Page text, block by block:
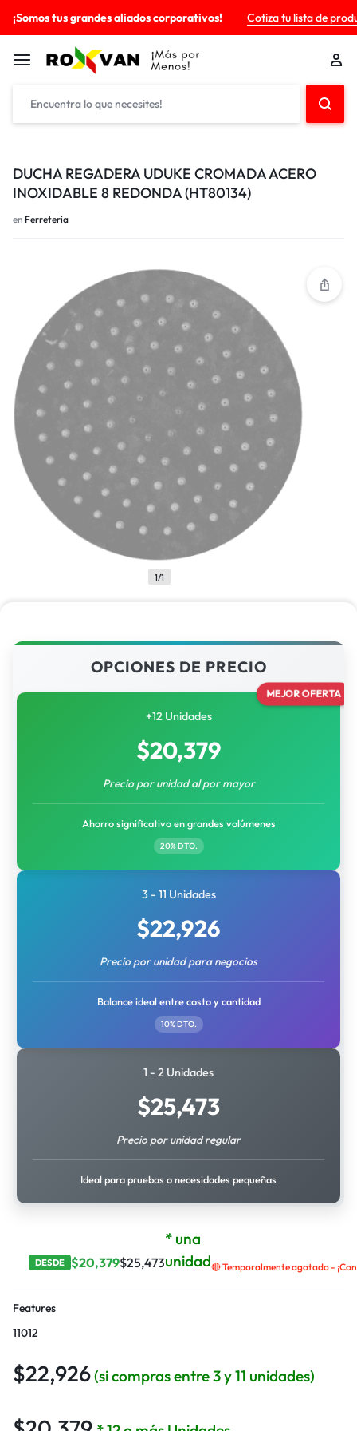
¡Somos tus grandes aliados corporativos! Cotiza tu lista de
DUCHA REGADERA UDUKE CROMADA ACERO
INOXIDABLE 8 REDONDA (HT80134)
en Ferreteria
1/1
OPCIONES DE PRECIO
MEJOR OFERTA
+12 Unidades
$20,379
Precio por unidad al por mayor
Ahorro significativo en grandes volúmenes
20% DTO.
3 - 11 Unidades
$22,926
Precio por unidad para negocios
Balance ideal entre costo y cantidad
10% DTO.
1 - 2 Unidades
$25,473
Precio por unidad regular
Ideal para pruebas o necesidades pequeñas
DESDE $20,379$25,473
* una
unidad🔴 Temporalmente agotado -
Features
11012
$22,926(si compras entre 3 y 11 unidades)